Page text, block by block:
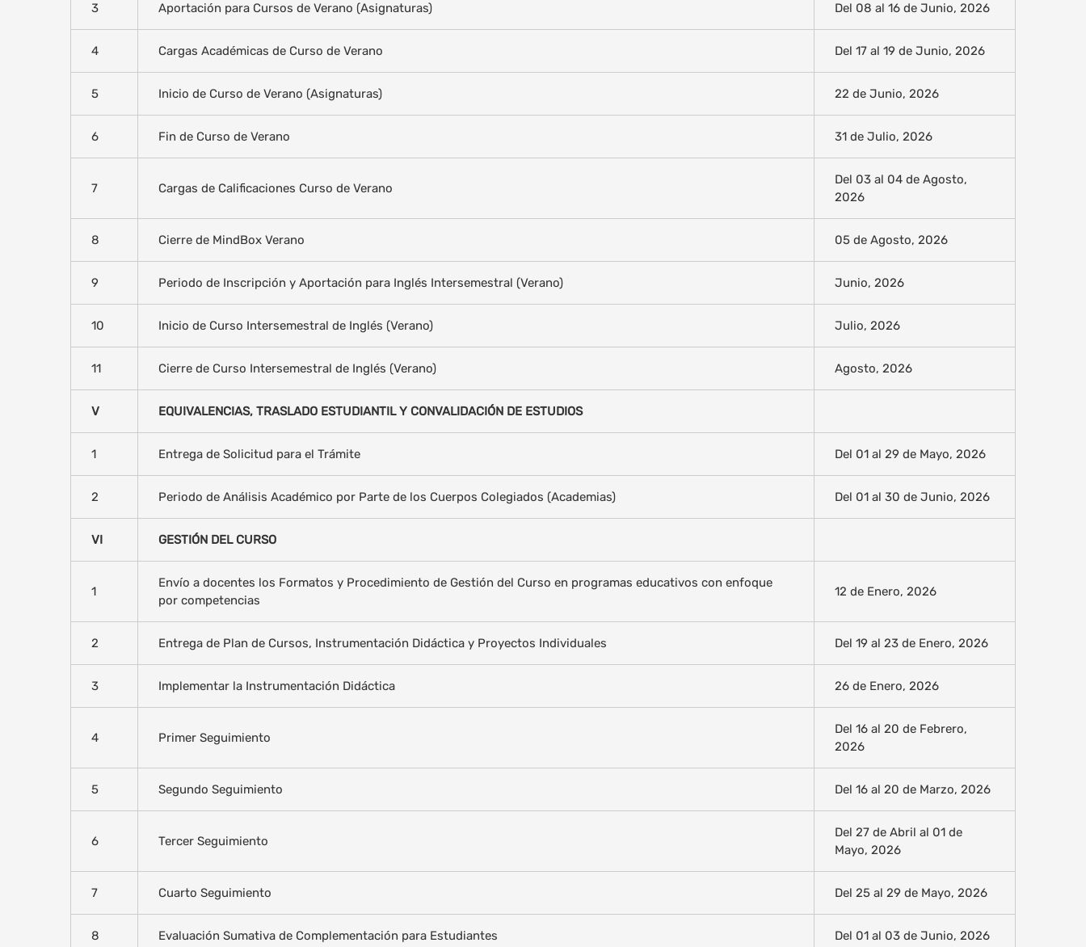
3 Aportación para Cursos de Verano (Asignaturas) Del 08 al 16 de Junio, 2026
4 Cargas Académicas de Curso de Verano Del 17 al 19 de Junio, 2026
5 Inicio de Curso de Verano (Asignaturas) 22 de Junio, 2026
6 Fin de Curso de Verano 31 de Julio, 2026
7 Cargas de Calificaciones Curso de Verano
Del 03 al 04 de Agosto,
2026
8 Cierre de MindBox Verano 05 de Agosto, 2026
9 Periodo de Inscripción y Aportación para Inglés Intersemestral (Verano) Junio, 2026
10 Inicio de Curso Intersemestral de Inglés (Verano) Julio, 2026
11 Cierre de Curso Intersemestral de Inglés (Verano) Agosto, 2026
V EQUIVALENCIAS, TRASLADO ESTUDIANTIL Y CONVALIDACIÓN DE ESTUDIOS
1 Entrega de Solicitud para el Trámite Del 01 al 29 de Mayo, 2026
2 Periodo de Análisis Académico por Parte de los Cuerpos Colegiados (Academias) Del 01 al 30 de Junio, 2026
VI GESTIÓN DEL CURSO
1
Envío a docentes los Formatos y Procedimiento de Gestión del Curso en programas educativos con enfoque
por competencias
12 de Enero, 2026
2 Entrega de Plan de Cursos, Instrumentación Didáctica y Proyectos Individuales Del 19 al 23 de Enero, 2026
3 Implementar la Instrumentación Didáctica 26 de Enero, 2026
4 Primer Seguimiento
Del 16 al 20 de Febrero,
2026
5 Segundo Seguimiento Del 16 al 20 de Marzo, 2026
6 Tercer Seguimiento
Del 27 de Abril al 01 de
Mayo, 2026
7 Cuarto Seguimiento Del 25 al 29 de Mayo, 2026
8 Evaluación Sumativa de Complementación para Estudiantes Del 01 al 03 de Junio, 2026